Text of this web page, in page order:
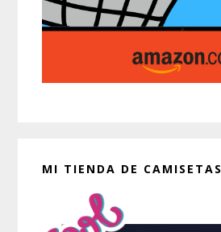
MI TIENDA DE CAMISETAS